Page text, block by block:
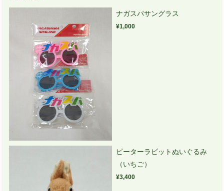
ナガスパサングラス
¥1,000
ピーターラビットぬいぐるみ
（いちご）
¥3,400